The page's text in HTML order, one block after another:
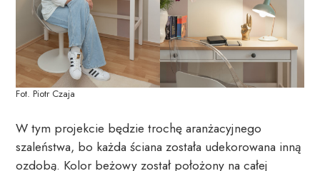
Fot. Piotr Czaja
W tym projekcie będzie trochę aranżacyjnego
szaleństwa, bo każda ściana została udekorowana inną
ozdobą. Kolor beżowy został położony na całej